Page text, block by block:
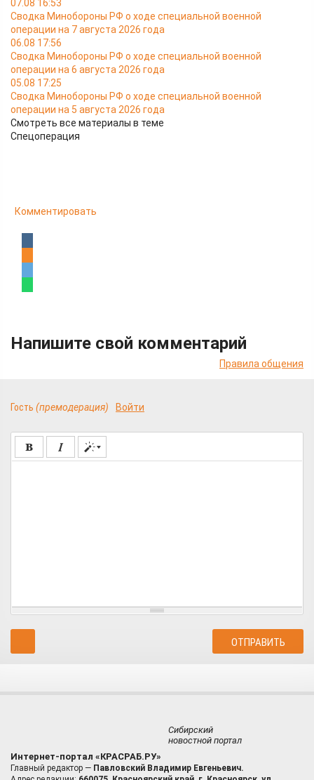
07.08 16:53
Сводка Минобороны РФ о ходе специальной военной
операции на 7 августа 2026 года
06.08 17:56
Сводка Минобороны РФ о ходе специальной военной
операции на 6 августа 2026 года
05.08 17:25
Сводка Минобороны РФ о ходе специальной военной
операции на 5 августа 2026 года
Смотреть все материалы в теме
Спецоперация
Комментировать
Напишите свой комментарий
Правила общения
Гость (премодерация) Войти
Сибирский
новостной портал
Интернет-портал «КРАСРАБ.РУ»
Главный редактор — Павловский Владимир Евгеньевич.